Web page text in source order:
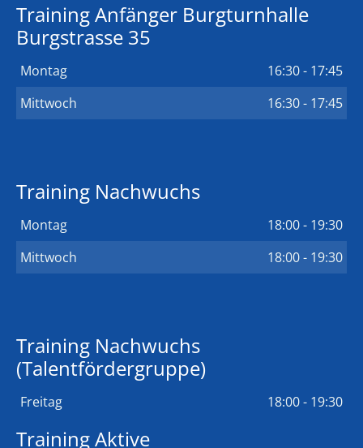
Training Anfänger Burgturnhalle
Burgstrasse 35
Montag
16:30 - 17:45
Mittwoch
16:30 - 17:45
Training Nachwuchs
Montag
18:00 - 19:30
Mittwoch
18:00 - 19:30
Training Nachwuchs
(Talentfördergruppe)
Freitag 18:00 - 19:30
Training Aktive